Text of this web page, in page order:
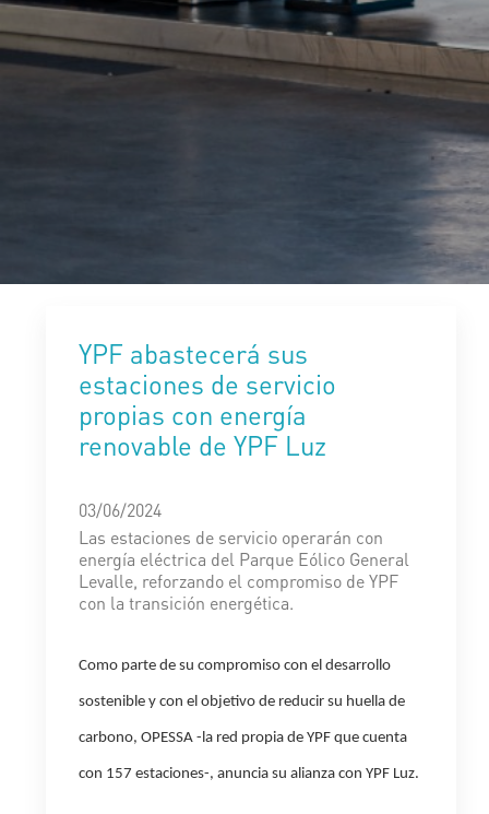
YPF abastecerá sus
estaciones de servicio
propias con energía
renovable de YPF Luz
03/06/2024
Las estaciones de servicio operarán con
energía eléctrica del Parque Eólico General
Levalle, reforzando el compromiso de YPF
con la transición energética.
Como parte de su compromiso con el desarrollo
sostenible y con el objetivo de reducir su huella de
carbono, OPESSA -la red propia de YPF que cuenta
con 157 estaciones-, anuncia su alianza con YPF Luz.